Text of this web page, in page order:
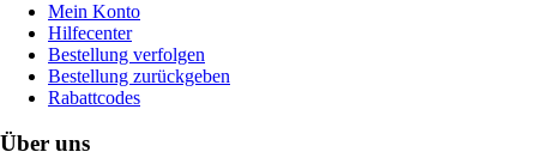
Mein Konto
Hilfecenter
Bestellung verfolgen
Bestellung zurückgeben
Rabattcodes
Über uns